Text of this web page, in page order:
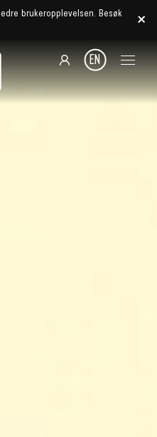
brukeropplevelsen. Besøk
EN